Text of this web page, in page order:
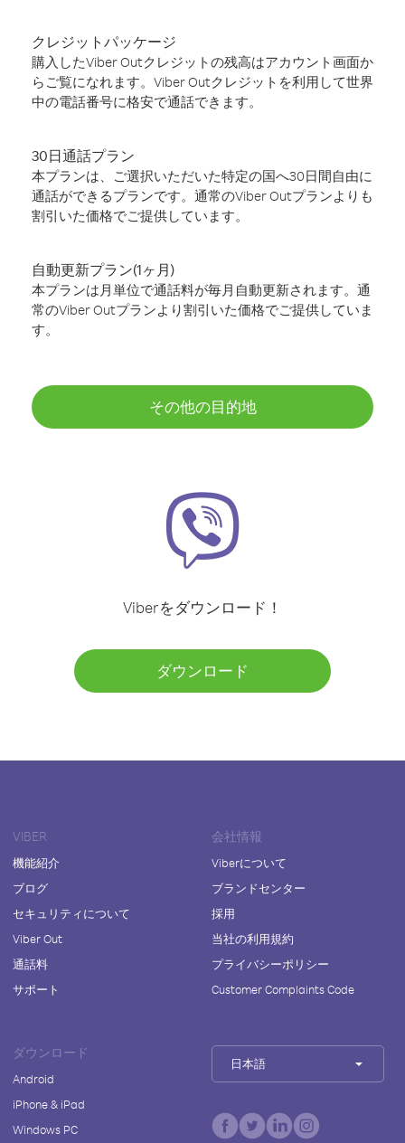
クレジットパッケージ
購入したViber Outクレジットの残高はアカウント画面か
らご覧になれます。Viber Outクレジットを利用して世界
中の電話番号に格安で通話できます。
30日通話プラン
本プランは、ご選択いただいた特定の国へ30日間自由に
通話ができるプランです。通常のViber Outプランよりも
割引いた価格でご提供しています。
自動更新プラン(1ヶ月)
本プランは月単位で通話料が毎月自動更新されます。通
常のViber Outプランより割引いた価格でご提供していま
す。
その他の目的地
Viberをダウンロード！
ダウンロード
VIBER
機能紹介
ブログ
セキュリティについて
Viber Out
通話料
サポート
会社情報
Viberについて
ブランドセンター
採用
当社の利用規約
プライバシーポリシー
Customer Complaints Code
ダウンロード
Android
iPhone & iPad
Windows PC
日本語